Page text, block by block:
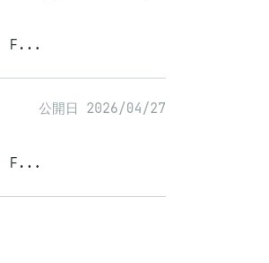
F...
公開日 2026/04/27
F...